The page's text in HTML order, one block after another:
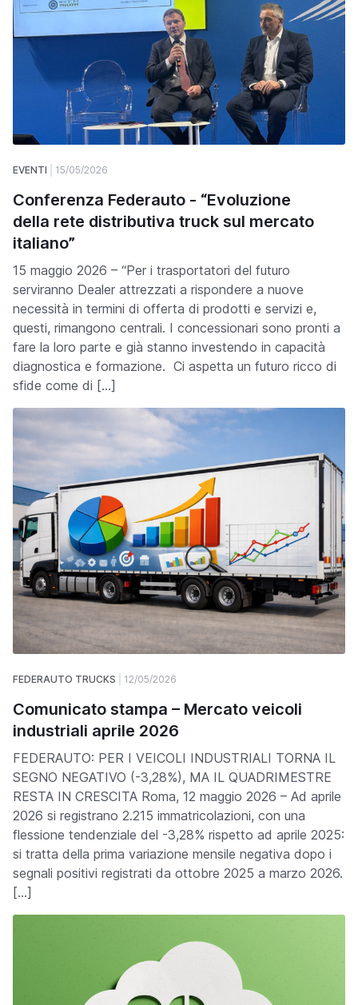
EVENTI 15/05/2026
Conferenza Federauto - “Evoluzione
della rete distributiva truck sul mercato
italiano”
15 maggio 2026 – “Per i trasportatori del futuro
serviranno Dealer attrezzati a rispondere a nuove
necessità in termini di offerta di prodotti e servizi e,
questi, rimangono centrali. I concessionari sono pronti a
fare la loro parte e già stanno investendo in capacità
diagnostica e formazione. Ci aspetta un futuro ricco di
sfide come di […]
FEDERAUTO TRUCKS 12/05/2026
Comunicato stampa – Mercato veicoli
industriali aprile 2026
FEDERAUTO: PER I VEICOLI INDUSTRIALI TORNA IL
SEGNO NEGATIVO (-3,28%), MA IL QUADRIMESTRE
RESTA IN CRESCITA Roma, 12 maggio 2026 – Ad aprile
2026 si registrano 2.215 immatricolazioni, con una
flessione tendenziale del -3,28% rispetto ad aprile 2025:
si tratta della prima variazione mensile negativa dopo i
segnali positivi registrati da ottobre 2025 a marzo 2026.
[…]